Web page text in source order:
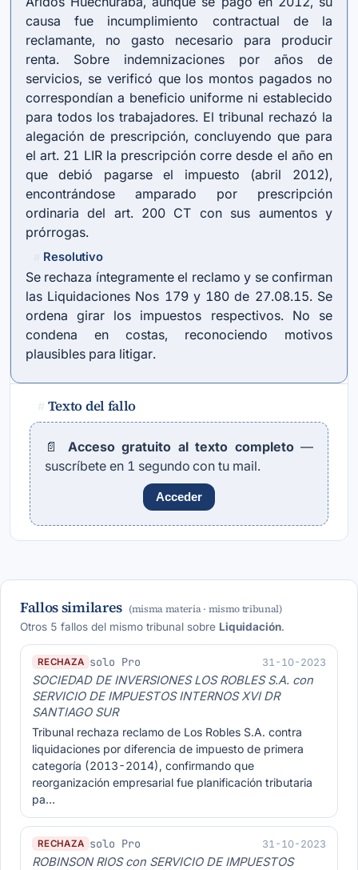
causa fue incumplimiento contractual de la
reclamante, no gasto necesario para producir
renta. Sobre indemnizaciones por años de
servicios, se verificó que los montos pagados no
correspondían a beneficio uniforme ni establecido
para todos los trabajadores. El tribunal rechazó la
alegación de prescripción, concluyendo que para
elart. 21 LIRla prescripción corre desde el año en
que debió pagarse el impuesto (abril 2012),
encontrándose amparado por prescripción
ordinaria del art. 200 CT con sus aumentos y
prórrogas.
Resolutivo
Se rechaza íntegramente el reclamo y se confirman
las Liquidaciones Nos 179 y 180 de 27.08.15. Se
ordena girar los impuestos respectivos. No se
condena en costas, reconociendo motivos
plausibles para litigar.
# Texto del fallo
📄 Acceso gratuito al texto completo—
suscríbete en 1 segundo con tu mail.
Acceder
Fallos similares (misma materia · mismo tribunal)
Otros 5 fallos del mismo tribunal sobre Liquidación.
RECHAZA solo Pro 31-10-2023
SOCIEDAD DE INVERSIONES LOS ROBLES S.A. con
SERVICIO DE IMPUESTOS INTERNOS XVI DR
SANTIAGO SUR
Tribunal rechaza reclamo de Los Robles S.A. contra
liquidaciones por diferencia de impuesto de primera
categoría (2013-2014), confirmando que
reorganización empresarial fue planificación tributaria
pa…
RECHAZA solo Pro 31-10-2023
ROBINSON RIOS con SERVICIO DE IMPUESTOS